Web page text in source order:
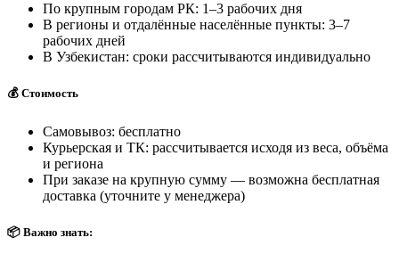
По крупным городам РК: 1–3 рабочих дня
В регионы и отдалённые населённые пункты: 3–7
рабочих дней
В Узбекистан: сроки рассчитываются индивидуально
💰 Стоимость
Самовывоз: бесплатно
Курьерская и ТК: рассчитывается исходя из веса, объёма
и региона
При заказе на крупную сумму — возможна бесплатная
доставка (уточните у менеджера)
📦 Важно знать: